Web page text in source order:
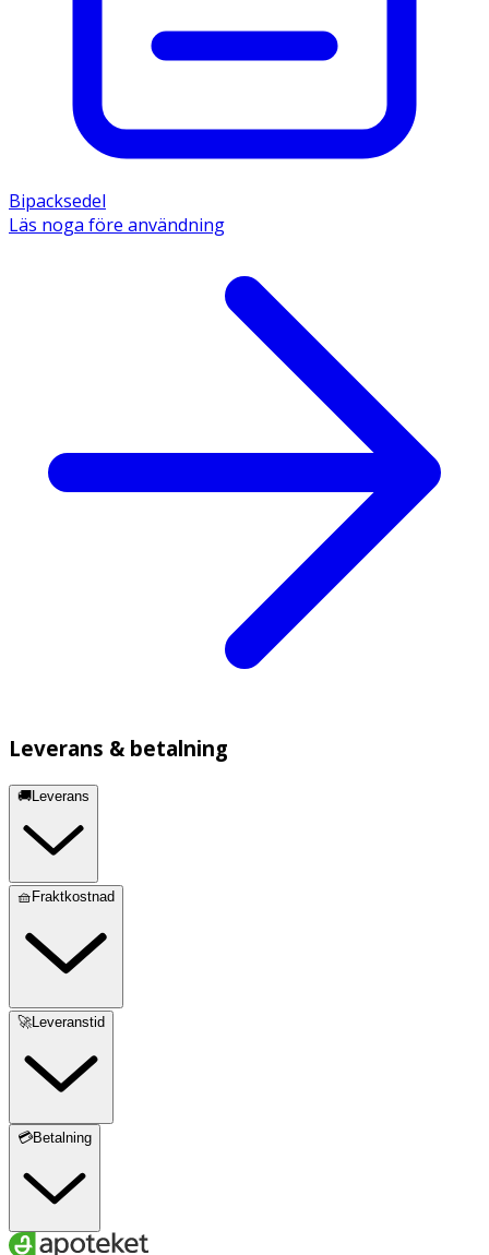
Bipacksedel
Läs noga före användning
Leverans & betalning
🚚Leverans
🧺Fraktkostnad
🚀Leveranstid
💳Betalning